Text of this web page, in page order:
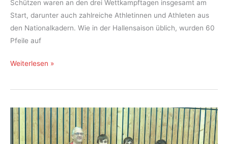
Schützen waren an den drei Wettkampftagen insgesamt am
Start, darunter auch zahlreiche Athletinnen und Athleten aus
den Nationalkadern. Wie in der Hallensaison üblich, wurden 60
Pfeile auf
Ronna
mit
Ten
Platzierung
bei
Weiterlesen »